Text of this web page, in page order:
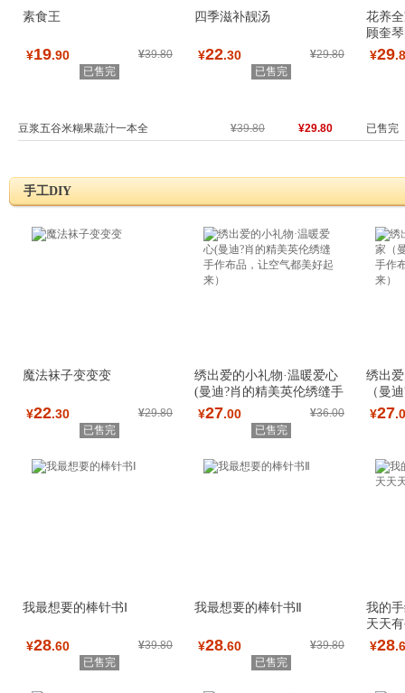
素食王
¥19.90 ¥39.80
已售完
四季滋补靓汤
¥22.30 ¥29.80
已售完
花养
顾奎
草茶
¥29
豆浆五谷米糊果蔬汁一本全 ¥39.80 ¥29.80 已售完
手工DIY
魔法袜子变变变
¥22.30 ¥29.80
已售完
绣出爱的小礼物·温暖爱心
(曼迪?肖的精美英伦绣缝手
作布品，让空
¥27.00 ¥36.00
已售完
绣出
（曼
手作
¥27
我最想要的棒针书Ⅰ
¥28.60 ¥39.80
已售完
我最想要的棒针书Ⅱ
¥28.60 ¥39.80
已售完
我的
天天
¥28